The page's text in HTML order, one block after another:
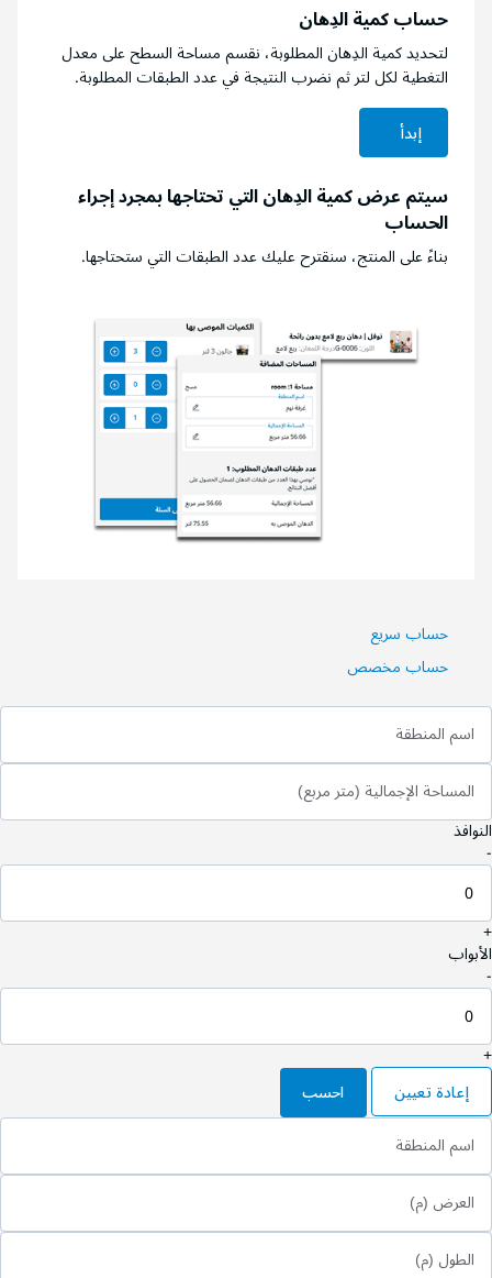
حساب كمية الدِهان
لتحديد كمية الدِهان المطلوبة، نقسم مساحة السطح على معدل
التغطية لكل لتر ثم نضرب النتيجة في عدد الطبقات المطلوبة.
إبدأ
سيتم عرض كمية الدِهان التي تحتاجها بمجرد إجراء
الحساب
بناءً على المنتج، سنقترح عليك عدد الطبقات التي ستحتاجها.
حساب سريع
حساب مخصص
اسم المنطقة
المساحة الإجمالية (متر مربع)
النوافذ
-
+
الأبواب
-
+
إعادة تعيين
احسب
اسم المنطقة
العرض (م)
الطول (م)